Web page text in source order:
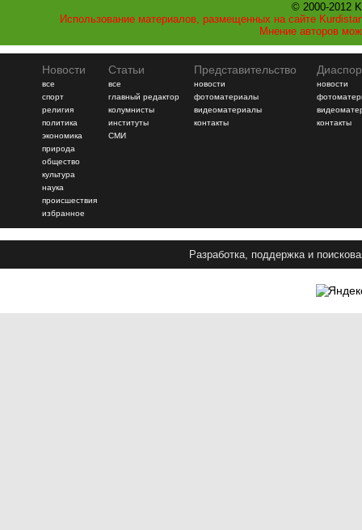
© 2000-2012
Использование материалов, размещенных на сайте
Мнение авторов
Новости
все
спорт
религия
политика
экономика
природа
общество
культура
наука
происшествия
избранное
Статьи
все
главный редактор
колумнисты
институты
СМИ
Представительство
новости
фотоматериалы
видеоматериалы
контакты
новости
контакты
Разработка, поддержка и